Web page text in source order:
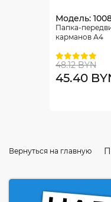
Модель:
Папка-
карманов А4
48.12 BYN
45.40
Вернуться на главную